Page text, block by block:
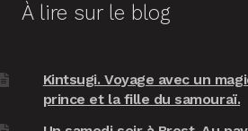
À lire sur le blog
Kintsugi. Voyage avec un
prince et la fille du samouraï.